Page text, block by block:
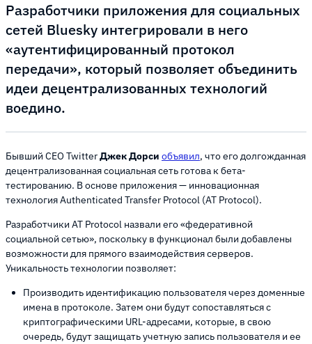
Разработчики приложения для социальных
сетей Bluesky интегрировали в него
«аутентифицированный протокол
передачи», который позволяет объединить
идеи децентрализованных технологий
воедино.
Бывший CEO TwitterДжек Дорси объявил, что его долгожданная
децентрализованная социальная сеть готова к бета-
тестированию. В основе приложения — инновационная
технология Authenticated Transfer Protocol (AT Protocol).
Разработчики AT Protocol назвали его «федеративной
социальной сетью», поскольку в функционал были добавлены
возможности для прямого взаимодействия серверов.
Уникальность технологии позволяет:
Производить идентификацию пользователя через доменные
имена в протоколе. Затем они будут сопоставляться с
криптографическими URL-адресами, которые, в свою
очередь, будут защищать учетную запись пользователя и ее